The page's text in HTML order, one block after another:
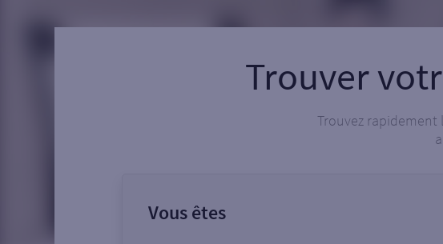
Trouver
Trouvez rapidement
Vous êtes